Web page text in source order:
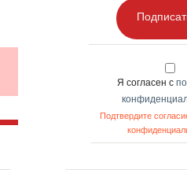
Я согласен с
Подтвердите